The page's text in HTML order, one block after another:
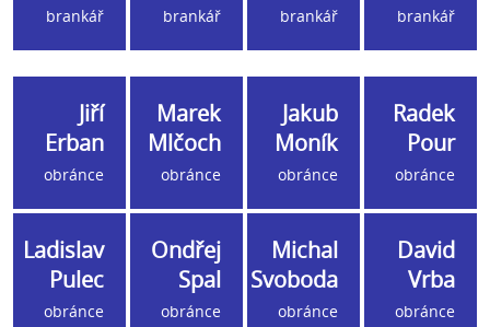
brankář brankář brankář brankář
Jiří
Erban
obránce
Marek
Mlčoch
obránce
Jakub
Moník
obránce
Radek
Pour
obránce
Ladislav
Pulec
obránce
Ondřej
Spal
obránce
Michal
Svoboda
obránce
David
Vrba
obránce